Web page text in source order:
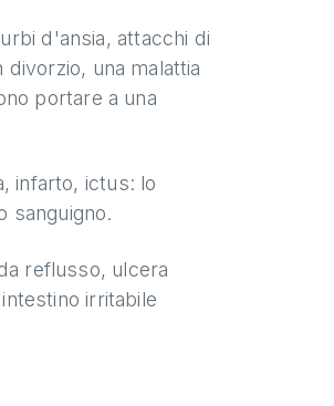
d'ansia, attacchi di
una malattia
portare a una
infarto, ictus: lo
sanguigno.
reflusso, ulcera
irritabile